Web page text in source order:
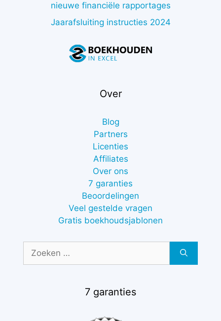
nieuwe financiële rapportages
Jaarafsluiting instructies 2024
Over
Blog
Partners
Licenties
Affiliates
Over ons
7 garanties
Beoordelingen
Veel gestelde vragen
Gratis boekhoudsjablonen
naar:
7 garanties